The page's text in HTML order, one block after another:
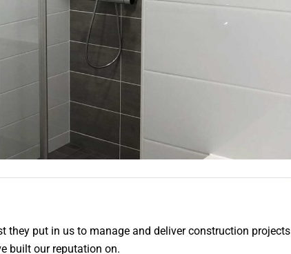
they put in us to manage and deliver construction projects
built our reputation on.